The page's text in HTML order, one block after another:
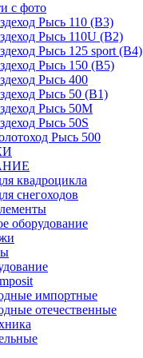
с фото
Рысь 110 (B3)
Рысь 110U (B2)
Рысь 125 sport (B4)
Рысь 150 (B5)
Рысь 400
Рысь 50 (B1)
Рысь 50M
Рысь 50S
Рысь 500
квадроцикла
снегоходов
оборудование
импортные
отечественные